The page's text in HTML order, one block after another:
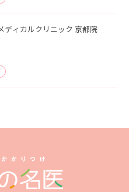
ディカルクリニック 京都院